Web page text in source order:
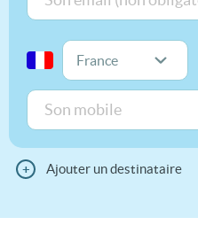
+ Ajouter un destinataire